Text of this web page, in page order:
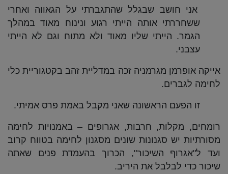
אני חושב שבגלל שהתגברתי על הגאווה ואחרי
ששחררתי אותה הייתי רגוע ונינוח מאוד במהלך
הגמר. הייתי שליו מאוד ולא מתוח וגם לא הייתי
עצבני.
אייקה אופרמן מגרמניה זכה במדליית זהב בקטגוריית כלי
לחימה לגברים.
זו הפעם הראשונה שאני מקבל באמת פרס אמיתי.
רומחים, מקלות, חרבות, אגרופים – באמנויות לחימה
מסורתיות יש סגנונות שונים מסגנון לחימה בטווח קרוב
ועד ל"אגרוף השיכור", הכרוך בהעמדת פנים שאתה
שיכור כדי לבלבל את היריב.